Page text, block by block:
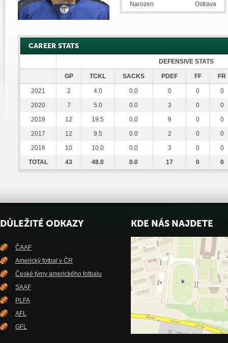
Narozen
Ostrava
CAREER STATS
DEFENSIVE STATS
GP TCKL SACKS PDEF FF FR
2021 2 4.0 0.0 0 0
0
2020
7 5.0 0.0 3 0
0
2019
12 19.5 0.0 9 0
0
2017
12 9.5 0.0 2 0
0
2016
10 10.0 0.0 3 0
0
TOTAL
43 48.0 0.0 17 0 0
DŮLEŽITÉ ODKAZY
ČAAF
Americký fotbal v ČR
České týmy amerického fotbalu
SAAF
PLFA
AFL
GFL
KDE NÁS NAJDETE